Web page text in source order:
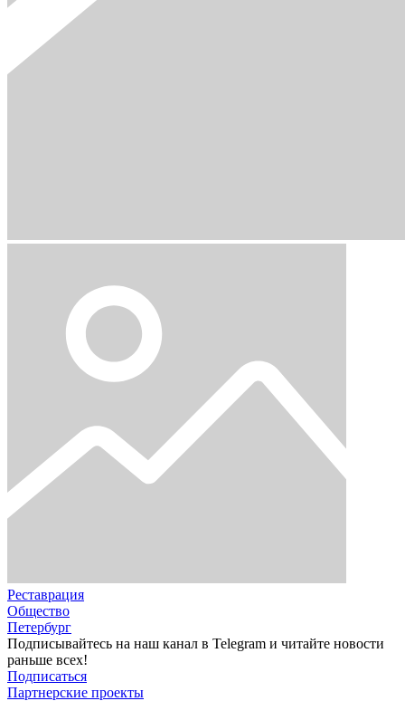
Реставрация
Общество
Петербург
Подписывайтесь на наш канал в Telegram и читайте новости
раньше всех!
Подписаться
Партнерские проекты